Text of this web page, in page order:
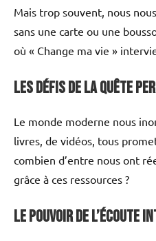
Mais trop souvent, nous
sans une carte ou une
où « Change ma vie »
Les Défis de la Quête
Le monde moderne nous
livres, de vidéos, tous
combien d’entre nous ont
grâce à ces ressources ?
Le Pouvoir de l’Écoute